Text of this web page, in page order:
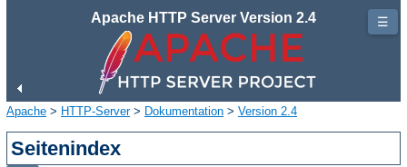
Apache HTTP Server Version 2.4
Apache > HTTP-Server> Dokumentation > Version 2.4
Seitenindex
☰